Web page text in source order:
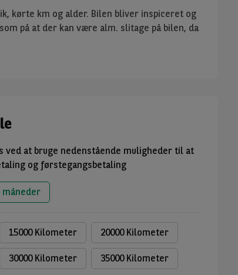
kørte km og alder. Bilen bliver inspiceret og
på at der kan være alm. slitage på bilen, da
ved at bruge nedenstående muligheder til at
og førstegangsbetaling
måneder
15000 Kilometer 20000 Kilometer
30000 Kilometer 35000 Kilometer